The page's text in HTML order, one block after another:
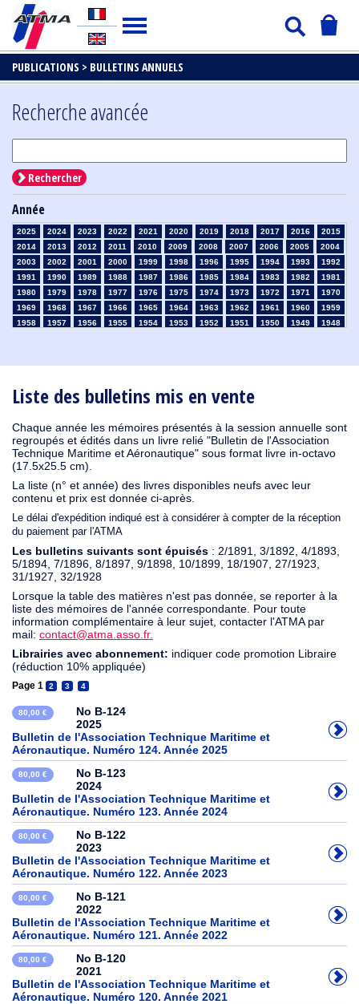
PUBLICATIONS > BULLETINS ANNUELS
Liste des bulletins mis en vente
Chaque année les mémoires présentés à la session annuelle sont
regroupés et édités dans un livre relié "Bulletin de l'Association
Technique Maritime et Aéronautique" sous format livre in-octavo
(17.5x25.5 cm).
La liste (n° et année) des livres disponibles neufs avec leur
contenu et prix est donnée ci-après.
Le délai d'expédition indiqué est à considérer à compter de la réception
du paiement par l'ATMA
Les bulletins suivants sont épuisés : 2/1891, 3/1892, 4/1893,
5/1894, 7/1896, 8/1897, 9/1898, 10/1899, 18/1907, 27/1923,
31/1927, 32/1928
Lorsque la table des matières n'est pas donnée, se reporter à la
liste des mémoires de l'année correspondante. Pour toute
information complémentaire à leur sujet, contacter l'ATMA par
mail: contact@atma.asso.fr.
Librairies avec abonnement: indiquer code promotion Libraire
(réduction 10% appliquée)
Page 1 2 3 4
80,00 €
No B-124
2025
Bulletin de l'Association Technique Maritime et
Aéronautique. Numéro 124. Année 2025
80,00 €
No B-123
2024
Bulletin de l'Association Technique Maritime et
Aéronautique. Numéro 123. Année 2024
80,00 €
No B-122
2023
Bulletin de l'Association Technique Maritime et
Aéronautique. Numéro 122. Année 2023
80,00 €
No B-121
2022
Bulletin de l'Association Technique Maritime et
Aéronautique. Numéro 121. Année 2022
80,00 €
No B-120
2021
Bulletin de l'Association Technique Maritime et
Aéronautique. Numéro 120. Année 2021
Recherche avancée
Rechercher
Année
2025 2024 2023 2022 2021 2020 2019 2018 2017 2016
2015
2014
2013 2012 2011 2010 2009 2008 2007 2006 2005
2004
2003
2002 2001 2000 1999 1998 1996 1995 1994 1993
1992
1991
1990 1989 1988 1987 1986 1985 1984 1983 1982
1981
1980
1979 1978 1977 1976 1975 1974 1973 1972 1971
1970
1969
1968 1967 1966 1965 1964 1963 1962 1961 1960
1959
1958
1957 1956 1955 1954 1953 1952 1951 1950 1949
1948
1910
1909 1908 1906 1905 1904 1903 1902 1901 1900
1895